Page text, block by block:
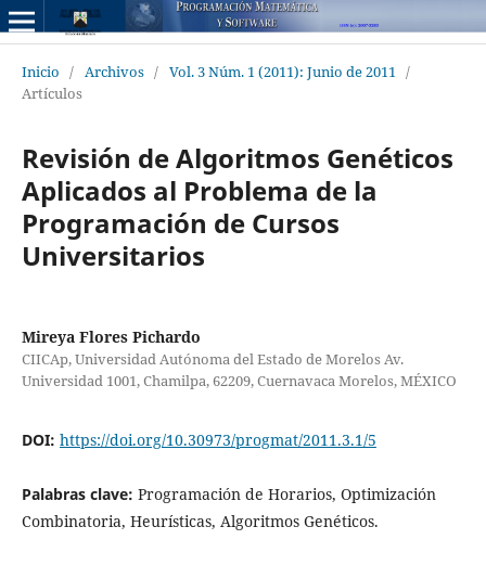
Inicio / Archivos / Vol. 3 Núm. 1 (2011): Junio de 2011 /
Artículos
Revisión de Algoritmos Genéticos
Aplicados al Problema de la
Programación de Cursos
Universitarios
Mireya Flores Pichardo
CIICAp, Universidad Autónoma del Estado de Morelos Av.
Universidad 1001, Chamilpa, 62209, Cuernavaca Morelos, MÉXICO
DOI: https://doi.org/10.30973/progmat/2011.3.1/5
Palabras clave: Programación de Horarios, Optimización
Combinatoria, Heurísticas, Algoritmos Genéticos.